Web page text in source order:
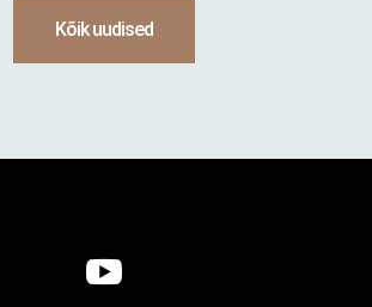
Kõik uudised
